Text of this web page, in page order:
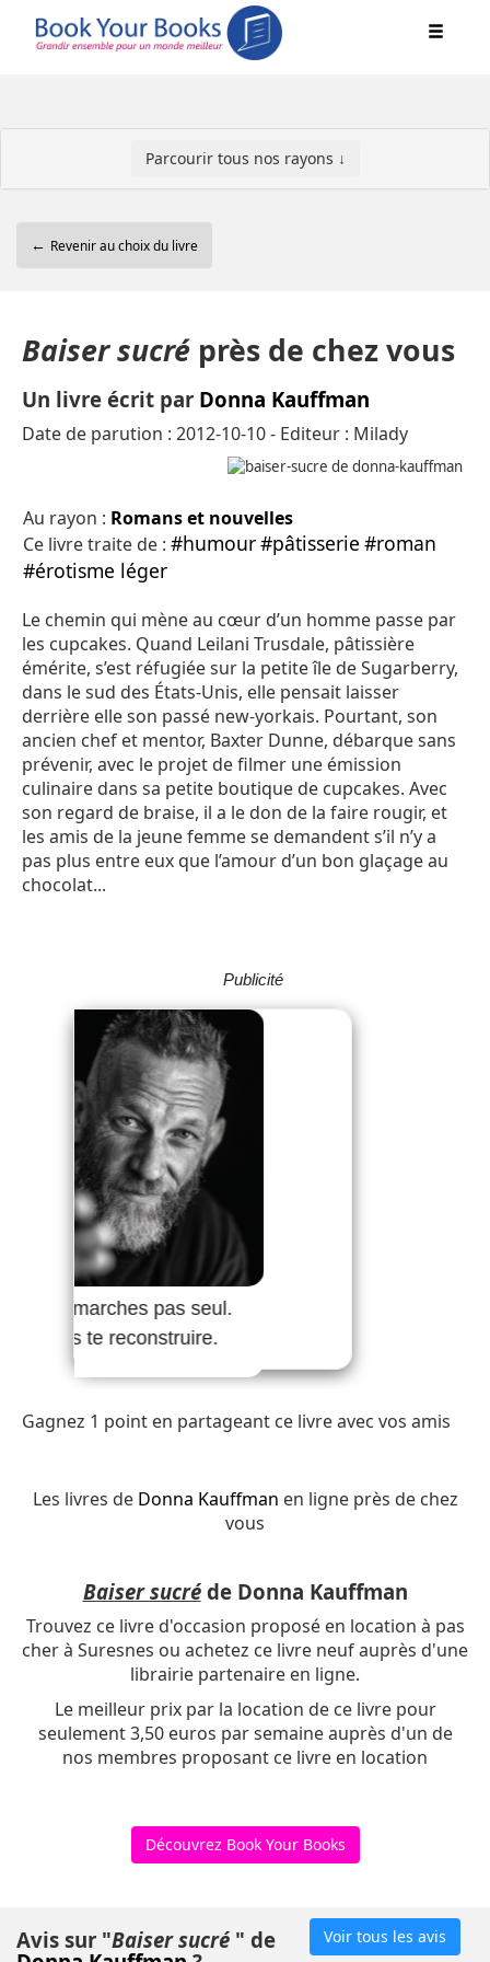
Parcourir tous nos rayons ↓
← Revenir au choix du livre
Baiser sucré près de chez vous
Un livre écrit par Donna Kauffman
Date de parution : 2012-10-10 - Editeur : Milady
Au rayon : Romans et nouvelles
Ce livre traite de : #humour#pâtisserie #roman
#érotisme léger
Le chemin qui mène au cœur d’un homme passe par
les cupcakes. Quand Leilani Trusdale, pâtissière
émérite, s’est réfugiée sur la petite île de Sugarberry,
dans le sud des États-Unis, elle pensait laisser
derrière elle son passé new-yorkais. Pourtant, son
ancien chef et mentor, Baxter Dunne, débarque sans
prévenir, avec le projet de filmer une émission
culinaire dans sa petite boutique de cupcakes. Avec
son regard de braise, il a le don de la faire rougir, et
les amis de la jeune femme se demandent s’il n’y a
pas plus entre eux que l’amour d’un bon glaçage au
chocolat...
Gagnez 1 point en partageant ce livre avec vos amis
Les livres de Donna Kauffman en ligne près de chez
vous
Baiser sucréde Donna Kauffman
Trouvez ce livre d'occasion proposé en location à pas
cher à Suresnes ou achetez ce livre neuf auprès d'une
librairie partenaire en ligne.
Le meilleur prix par la location de ce livre pour
seulement 3,50 euros par semaine auprès d'un de
nos membres proposant ce livre en location
Découvrez Book Your Books
Voir tous les avis
Avis sur "Baiser sucré " de